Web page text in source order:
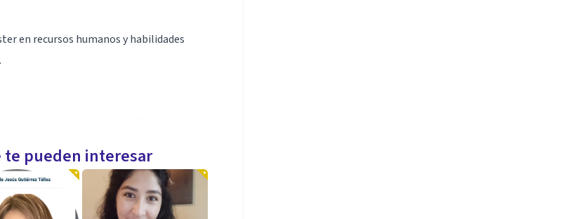
en recursos humanos y habilidades
para manejar ansiedades en
ética, trabajo por objetivos y
te pueden interesar